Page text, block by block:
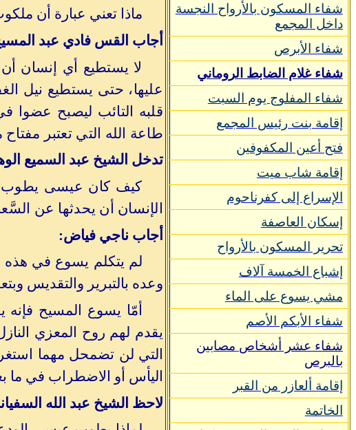
شفاء المسكون بالأرواح النجسة
داخل المجمع
شفاء الأبرص
شفاء غلام الضابط الروماني
شفاء المفلوج يوم السبت
إقامة بنت رئيس المجمع
فتح أعين المكفوفين
إقامة شاب ميت
الإسراع إلى كفرناحوم
إسكان العاصفة
تحرير المسكون بالأرواح
إشباع الخمسة آلاف
مشي يسوع على الماء
شفاء الأبكم الأصم
شفاء عشر أشخاص مصابين
بالبرص
إقامة ألعازر من القبر
الخاتمة
ماذا تعني عبارة أن
أجاب القس فادي عبد
لا يستطيع أي إنسان أن
عليها، حتى يستطيع نيل
قلبه التائب ليصبح عضوا
طاعة الله التي تعتبر
تدخل الشيخ عبد السميع
كيف كان عيسى يطوب
الإنسان أن يحدثها عن
أجاب ناجي فياض:
لم يتكلم يسوع في هذه
وعده بالتبرير والتقديس
أمّا يسوع المسيح
يقدم لهم روح المعزي
التي لن تضمحل مهما
اليأس أو الاضطراب في ما
لاحظ الشيخ عبد الله